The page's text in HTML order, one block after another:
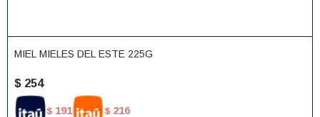
MIEL MIELES DEL ESTE 225G
$ 254
$ 191 $ 216